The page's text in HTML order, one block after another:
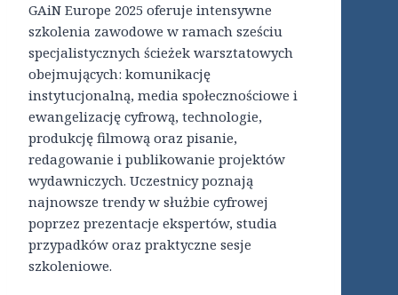
GAiN Europe 2025 oferuje intensywne
szkolenia zawodowe w ramach sześciu
specjalistycznych ścieżek warsztatowych
obejmujących: komunikację
instytucjonalną, media społecznościowe i
ewangelizację cyfrową, technologie,
produkcję filmową oraz pisanie,
redagowanie i publikowanie projektów
wydawniczych. Uczestnicy poznają
najnowsze trendy w służbie cyfrowej
poprzez prezentacje ekspertów, studia
przypadków oraz praktyczne sesje
szkoleniowe.